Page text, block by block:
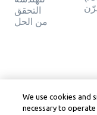
التحقق
من الحل
We use cookies and
necessary to